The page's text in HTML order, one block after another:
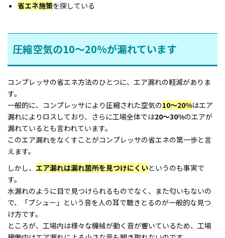
省エネ施策を探している
圧縮空気の10～20%が漏れています
コンプレッサの省エネ方法のひとつに、エア漏れの軽減がありま
す。
一般的に、コンプレッサにより圧縮された空気の10～20%はエア
漏れによりロスしており、さらに工場全体では20～30%のエアが
漏れているとも言われています。
このエア漏れをなくすことがコンプレッサの省エネの第一歩と言
えます。
しかし、 エア漏れは漏れ箇所を見つけにくいというのも事実で
す。
水漏れのように目で見つけられるものでなく、また匂いもないの
で、「プシュー」という音を人の耳で聴きとるのが一般的な見つ
け方です。
ところが、工場内は様々な機械が動く音が響いているため、工場